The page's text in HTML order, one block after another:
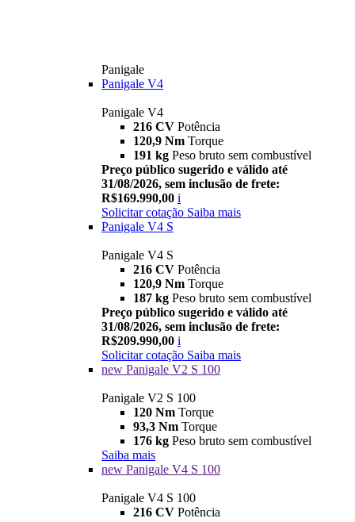
Panigale
Panigale V4
Panigale V4
216 CV Potência
120,9 Nm Torque
191 kg Peso bruto sem combustível
Preço público sugerido e válido até
31/08/2026, sem inclusão de frete:
R$169.990,00 i
Solicitar cotação Saiba mais
Panigale V4 S
Panigale V4 S
216 CV Potência
120,9 Nm Torque
187 kg Peso bruto sem combustível
Preço público sugerido e válido até
31/08/2026, sem inclusão de frete:
R$209.990,00 i
Solicitar cotação Saiba mais
new Panigale V2 S 100
Panigale V2 S 100
120 Nm Torque
93,3 Nm Torque
176 kg Peso bruto sem combustível
Saiba mais
new Panigale V4 S 100
Panigale V4 S 100
216 CV Potência